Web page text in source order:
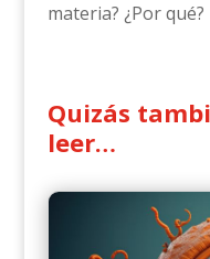
materia? ¿Por qué?
Quizás
leer…